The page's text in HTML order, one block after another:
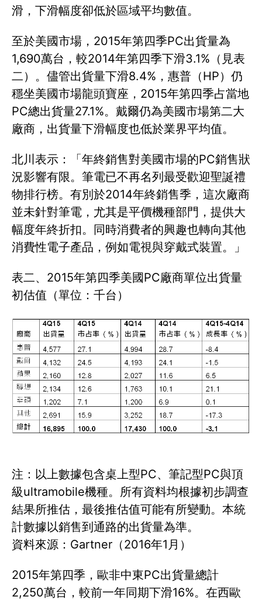
滑，下滑幅度卻低於區域平均數值。
至於美國市場，2015年第四季PC出貨量為
1,690萬台，較2014年第四季下滑3.1%（見表
二）。儘管出貨量下滑8.4%，惠普（HP）仍
穩坐美國市場龍頭寶座，2015年第四季占當地
PC總出貨量27.1%。戴爾仍為美國市場第二大
廠商，出貨量下滑幅度也低於業界平均值。
北川表示：「年終銷售對美國市場的PC銷售狀
況影響有限。筆電已不再名列最受歡迎聖誕禮
物排行榜。有別於2014年終銷售季，這次廠商
並未針對筆電，尤其是平價機種部門，提供大
幅度年終折扣。同時消費者的興趣也轉向其他
消費性電子產品，例如電視與穿戴式裝置。」
表二、2015年第四季美國PC廠商單位出貨量
初估值（單位：千台）
注：以上數據包含桌上型PC、筆記型PC與頂
級ultramobile機種。所有資料均根據初步調查
結果所推估，最後推估值可能有所變動。本統
計數據以銷售到通路的出貨量為準。
資料來源：Gartner（2016年1月）
2015年第四季，歐非中東PC出貨量總計
2,250萬台，較前一年同期下滑16%。在西歐